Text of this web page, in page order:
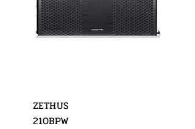
ZETHUS
210BPW